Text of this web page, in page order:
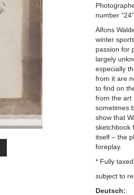
number
Alfons
winter
passion for
largely
especially
from it are
to find on
from the art
sometimes
show that
sketchbook
itself – the
foreplay.
* Fully taxed
subject to
Deutsch: